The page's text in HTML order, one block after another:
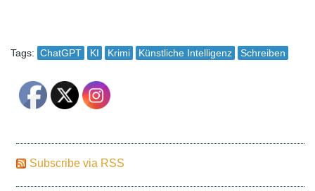
Tags: ChatGPT KI Krimi Künstliche Intelligenz Schreiben
Subscribe via RSS